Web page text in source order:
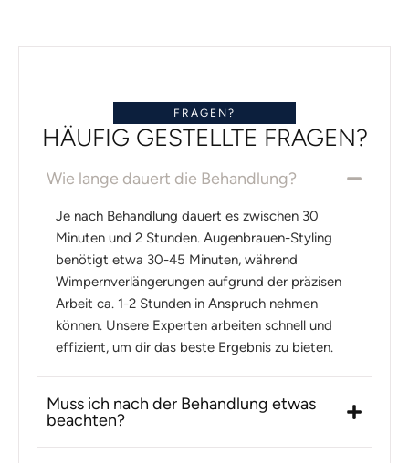
FRAGEN?
HÄUFIG GESTELLTE FRAGEN?
Wie lange dauert die Behandlung?
Je nach Behandlung dauert es zwischen 30
Minuten und 2 Stunden. Augenbrauen-Styling
benötigt etwa 30-45 Minuten, während
Wimpernverlängerungen aufgrund der präzisen
Arbeit ca. 1-2 Stunden in Anspruch nehmen
können. Unsere Experten arbeiten schnell und
effizient, um dir das beste Ergebnis zu bieten.
Muss ich nach der Behandlung etwas
beachten?